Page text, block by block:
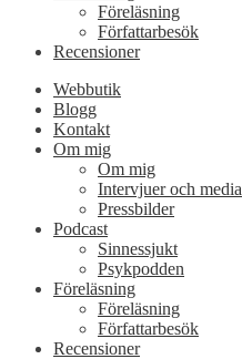
Föreläsning
Författarbesök
Recensioner
Webbutik
Blogg
Kontakt
Om mig
Om mig
Intervjuer och media
Pressbilder
Podcast
Sinnessjukt
Psykpodden
Föreläsning
Föreläsning
Författarbesök
Recensioner